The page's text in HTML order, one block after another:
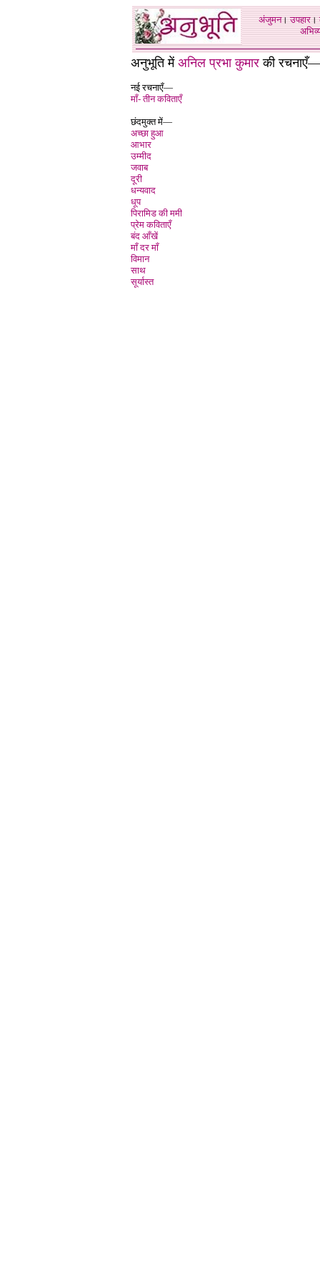
अंजुमन।उपहार।
अनुभूति में अनिल प्रभा कुमारकी रचनाएँ—
नई रचनाएँ—
माँ- तीन कविताएँ
छंदमुक्त में—
अच्छा हुआ
आभार
उम्मीद
जवाब
दूरी
धन्यवाद
धूप
पिरामिड की ममी
प्रेम कविताएँ
बंद आँखें
माँ दर मा
विमान
साथ
सूर्यास्त